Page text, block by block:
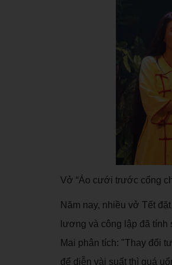
Vở “Áo cưới trước cổng
Năm nay, nhiều vở Tết
lương và công lập đã
Mai phân tích: "Thay đổi
để diễn vài suất thì quá